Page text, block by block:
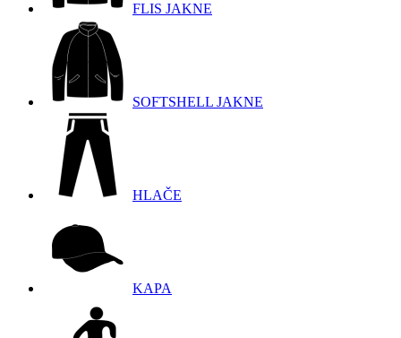
FLIS JAKNE
SOFTSHELL JAKNE
HLAČE
KAPA